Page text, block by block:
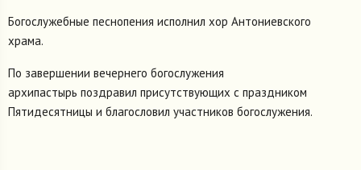
Богослужебные песнопения исполнил хор Антониевского
храма.
По завершении вечернего богослужения
архипастырь поздравил присутствующих с праздником
Пятидесятницы и благословил участников богослужения.